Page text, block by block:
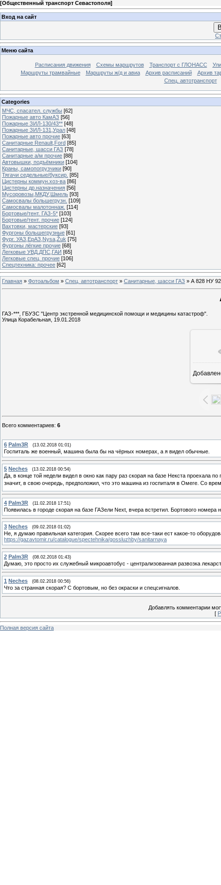
[Общественный транспорт Севастополя]
Вход на сайт
Меню сайта
Расписания движения Схемы маршрутов Транспорт с ГЛОНАСС
Маршруты трамвайные
Маршруты ж/д и авиа Архив расписаний
Архив
Спец. автотранспорт
Categories
МЧС, спасател. службы [62]
Пожарные авто КамАЗ [56]
Пожарные ЗИЛ-130/43** [48]
Пожарные ЗИЛ-131,Урал [48]
Пожарные авто прочие [63]
Санитарные Renault,Ford [85]
Санитарные, шасси ГАЗ [78]
Санитарные а/м прочие [88]
Автовышки, подъёмники [104]
Краны, самопогрузчики [90]
Тягачи седельные/буксир. [85]
Цистерны коммун.хоз-ва [86]
Цистерны др.назначения [56]
Мусоровозы,МКДУ,Шмель [93]
Самосвалы большегрузн. [109]
Самосвалы малотоннаж. [114]
Бортовые/тент. ГАЗ-5* [103]
Бортовые/тент. прочие [124]
Вахтовки, мастерские [93]
Фургоны большегрузные [61]
Фург. УАЗ,ЕрАЗ,Nysa,Žuk [75]
Фургоны лёгкие прочие [68]
Легковые УВД,ДПС,ГАИ [65]
Легковые спец. прочие [106]
Спецтехника: прочее [62]
Главная » Фотоальбом » Спец. автотранспорт » Санитарные, шасси ГАЗ » А 828 НУ 92
ГАЗ-***, ГБУЗС "Центр экстренной медицинской помощи и медицины катастроф".
Улица Корабельная, 19.01.2018
Всего комментариев: 6
6 Palm3R (13.02.2018 01:01)
Госпиталь же военный, машина была бы на чёрных номерах, а я видел обычные.
5 Neches (13.02.2018 00:54)
Да, в конце той недели видел в окно как пару раз скорая на базе Некста проехала
значит, в свою очередь, предположил, что это машина из госпиталя в Омеге. Со
4 Palm3R (11.02.2018 17:51)
Появилась в городе скорая на базе ГАЗели Next, вчера встретил. Бортового
3 Neches (09.02.2018 01:02)
Не, я думаю правильная категория. Скорее всего там все-таки ест какое-то
https://gazavtomir.ru/catalogue/spectehnika/gossluzhby/sanitarnaya
2 Palm3R (08.02.2018 01:43)
Думаю, это просто их служебный микроавтобус - централизованная развозка
1 Neches (08.02.2018 00:56)
Что за странная скорая? C бортовым, но без окраски и спецсигналов.
Добавлять комментарии
[
Полная версия сайта